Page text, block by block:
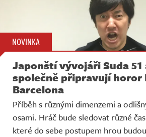
NOVINKA
Japonští vývojáři Suda 51
společně připravují horor
Barcelona
Příběh s různými dimenzemi a
osami. Hráč bude sledovat různé
které do sebe postupem hrou